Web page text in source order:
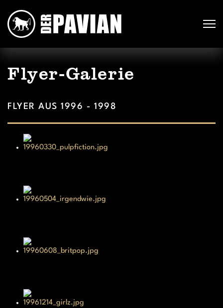
Flyer-Galerie
FLYER AUS 1996 - 1998